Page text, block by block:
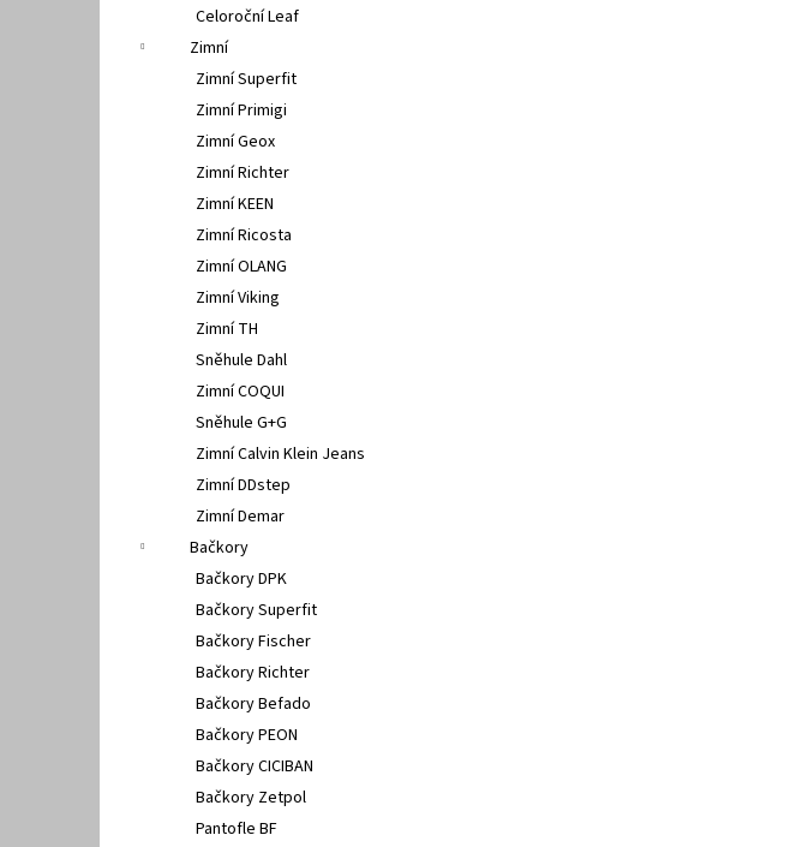
Celoroční Leaf
Zimní
Zimní Superfit
Zimní Primigi
Zimní Geox
Zimní Richter
Zimní KEEN
Zimní Ricosta
Zimní OLANG
Zimní Viking
Zimní TH
Sněhule Dahl
Zimní COQUI
Sněhule G+G
Zimní Calvin Klein Jeans
Zimní DDstep
Zimní Demar
Bačkory
Bačkory DPK
Bačkory Superfit
Bačkory Fischer
Bačkory Richter
Bačkory Befado
Bačkory PEON
Bačkory CICIBAN
Bačkory Zetpol
Pantofle BF